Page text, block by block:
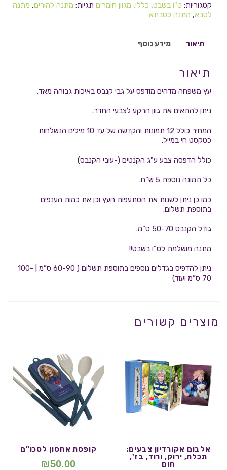
קטגוריות: ט"ו בשבט, כללי, מגוון חומרים תגיות: מתנה להורים, מתנה
לסבא, מתנה לסבתא
תיאור מידע נוסף
תיאור
עץ משפחה מדהים מודפס על גבי קנבס באיכות גבוהה מאד.
ניתן להתאים את גוון הרקע לצבעי החדר.
המחיר כולל 12 תמונות והקדשה של עד 10 מילים הנשלחות
כטקסט חי במייל.
כולל הדפסה צבע ע"ג הקנטים (-עובי הקנבס)
כל תמונה נוספת 5 ש”ח.
כמו כן ניתן לשנות את הסתעפות העץ וכן את כמות הענפים
בתוספת תשלום.
גודל הקנבס 50-70 ס”מ.
מתנה מושלמת לט”ו בשבט!!
ניתן להדפיס בגדלים נוספים בתוספת תשלום ( 60-90 ס”מ | 100-
70 ס”מ ועוד)
מוצרים קשורים
אלבום אקורדיון צבעים:
תכלת, ירוק, ורוד, בז',
חום
קופסת אחסון לסכו"ם
₪50.00